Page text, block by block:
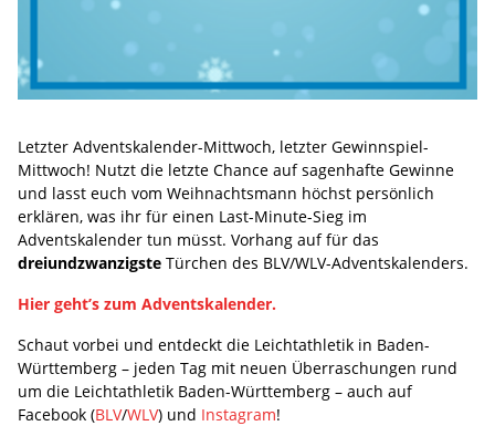
Letzter Adventskalender-Mittwoch, letzter Gewinnspiel-
Mittwoch! Nutzt die letzte Chance auf sagenhafte Gewinne
und lasst euch vom Weihnachtsmann höchst persönlich
erklären, was ihr für einen Last-Minute-Sieg im
Adventskalender tun müsst. Vorhang auf für das
dreiundzwanzigste Türchen des BLV/WLV-Adventskalenders.
Hier geht’s zum Adventskalender.
Schaut vorbei und entdeckt die Leichtathletik in Baden-
Württemberg – jeden Tag mit neuen Überraschungen rund
um die Leichtathletik Baden-Württemberg – auch auf
Facebook (BLV/WLV) und Instagram!